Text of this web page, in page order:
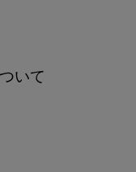
いて